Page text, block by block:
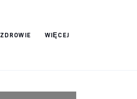
ZDROWIE WIĘCEJ